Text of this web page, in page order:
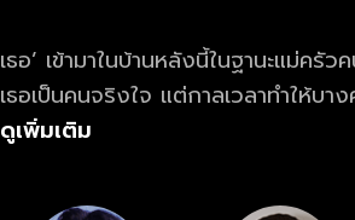
เธอ’ เข้ามาในบ้านหลังนี้ในฐานะแม่ครั
เธอเป็นคนจริงใจ แต่กาลเวลาทำให้บ
ดูเพิ่มเติม